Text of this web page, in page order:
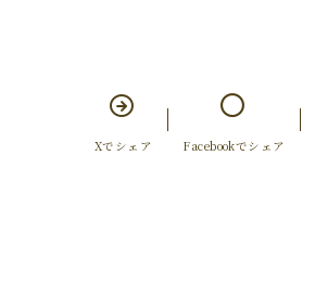
Xでシェア Facebookでシェア